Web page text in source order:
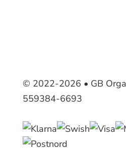
© 2022-2026 • GB
559384-6693